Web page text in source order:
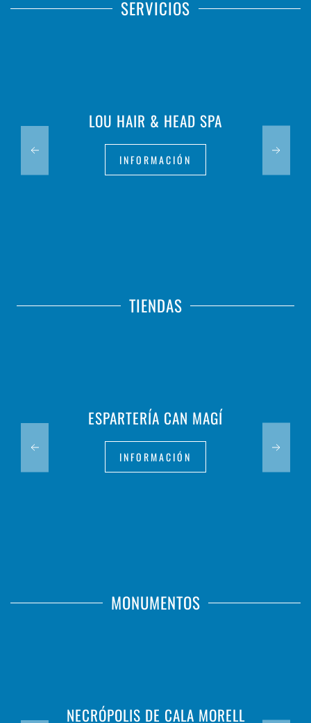
SERVICIOS
LOU HAIR & HEAD SPA
INFORMACIÓN
TIENDAS
ESPARTERÍA CAN MAGÍ
INFORMACIÓN
MONUMENTOS
NECRÓPOLIS DE CALA MORELL